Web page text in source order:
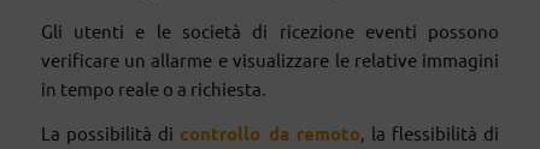
Gli utenti e le società di ricezione eventi possono
verificare un allarme e visualizzare le relative immagini
in tempo reale o a richiesta.
La possibilità di controllo da remoto, la flessibilità di